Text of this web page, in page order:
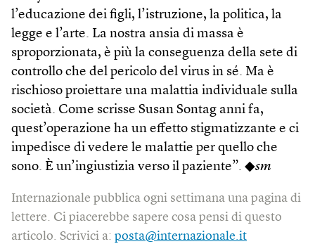
l’educazione dei figli, l’istruzione, la politica, la
legge e l’arte. La nostra ansia di massa è
sproporzionata, è più la conseguenza della sete di
controllo che del pericolo del virus in sé. Ma è
rischioso proiettare una malattia individuale sulla
società. Come scrisse Susan Sontag anni fa,
quest’operazione ha un effetto stigmatizzante e ci
impedisce di vedere le malattie per quello che
sono. È un’ingiustizia verso il paziente”. ◆sm
Internazionale pubblica ogni settimana una pagina di
lettere. Ci piacerebbe sapere cosa pensi di questo
articolo. Scrivici a: posta@internazionale.it